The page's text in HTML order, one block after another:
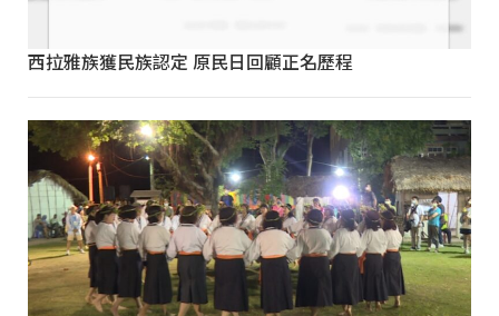
西拉雅族獲民族認定 原民日回顧正名歷程